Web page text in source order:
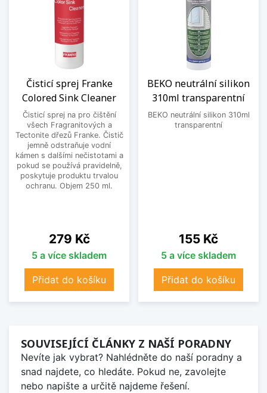
Čisticí sprej Franke
Colored Sink Cleaner
Čisticí sprej na pro čištění
všech Fragranitových a
Tectonite dřezů Franke. Čistič
jemně odstraňuje vodní
kámen s dalšími nečistotami a
pokud se používá pravidelně,
poskytuje produktu trvalou
ochranu. Objem 250 ml.
Cena
279 Kč
5 a více skladem
Přidat do košíku
BEKO neutrální silikon
310ml transparentní
BEKO neutrální silikon 310ml
transparentní
Cena
155 Kč
5 a více skladem
Přidat do košíku
SOUVISEJÍCÍ ČLÁNKY Z NAŠÍ PORADNY
Nevíte jak vybrat? Nahlédněte do naší poradny a
snad najdete, co hledáte. Pokud ne, zavolejte
nebo napište a určitě najdeme řešení.